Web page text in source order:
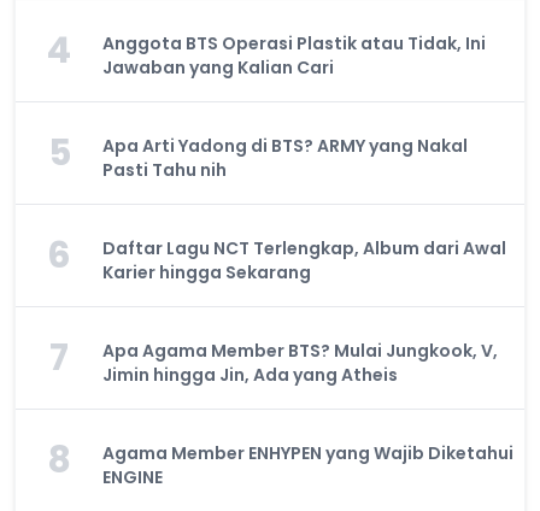
4
Anggota BTS Operasi Plastik atau Tidak, Ini
Jawaban yang Kalian Cari
5
Apa Arti Yadong di BTS? ARMY yang Nakal
Pasti Tahu nih
6
Daftar Lagu NCT Terlengkap, Album dari Awal
Karier hingga Sekarang
7
Apa Agama Member BTS? Mulai Jungkook, V,
Jimin hingga Jin, Ada yang Atheis
8
Agama Member ENHYPEN yang Wajib Diketahui
ENGINE